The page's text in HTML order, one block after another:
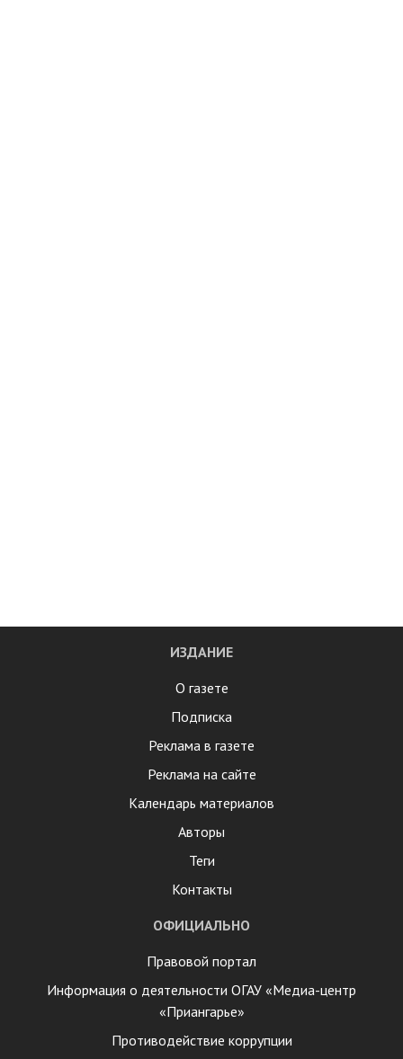
ИЗДАНИЕ
О газете
Подписка
Реклама в газете
Реклама на сайте
Календарь материалов
Авторы
Теги
Контакты
ОФИЦИАЛЬНО
Правовой портал
Информация о деятельности ОГАУ «Медиа-центр
«Приангарье»
Противодействие коррупции